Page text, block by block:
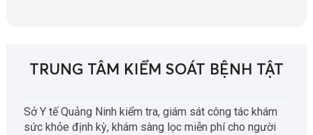
TRUNG TÂM KIỂM SOÁT BỆNH TẬT
Sở Y tế Quảng Ninh kiểm tra, giám sát công tác khám
sức khỏe định kỳ, khám sàng lọc miễn phí cho người